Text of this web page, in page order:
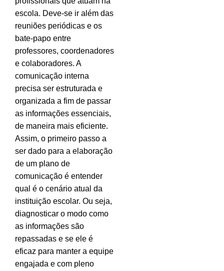
escola. Deve-se ir além das
reuniões periódicas e os
bate-papo entre
professores, coordenadores
e colaboradores. A
comunicação interna
precisa ser estruturada e
organizada a fim de passar
as informações essenciais,
de maneira mais eficiente.
Assim, o primeiro passo a
ser dado para a elaboração
de um plano de
comunicação é entender
qual é o cenário atual da
instituição escolar. Ou seja,
diagnosticar o modo como
as informações são
repassadas e se ele é
eficaz para manter a equipe
engajada e com pleno